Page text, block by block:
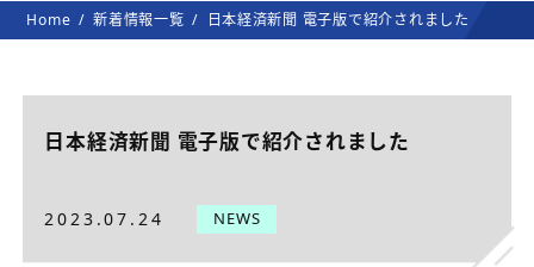
Home 新着情報一覧 日本経済新聞 電子版で紹介されました
日本経済新聞 電子版で紹介されました
2023.07.24 NEWS